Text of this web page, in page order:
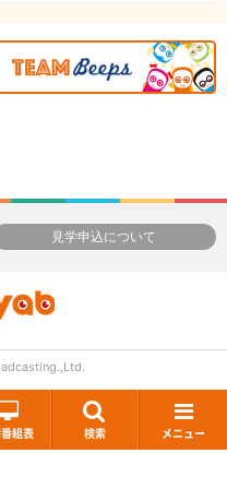
組表 検索 メニュー
見学申込について